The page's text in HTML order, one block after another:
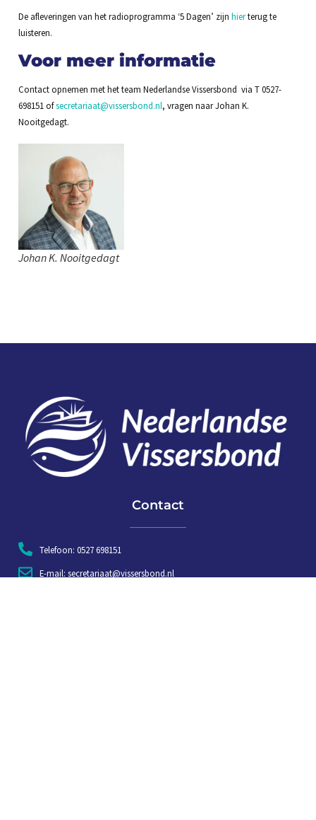
De afleveringen van het radioprogramma ‘5 Dagen’ zijn hierterug te
luisteren.
Voor meer informatie
Contact opnemen met het team Nederlandse Vissersbond via T 0527-
698151 ofsecretariaat@vissersbond.nl, vragen naar Johan K.
Nooitgedagt.
Johan K. Nooitgedagt
Contact
Telefoon: 0527 698151
E-mail: secretariaat@vissersbond.nl